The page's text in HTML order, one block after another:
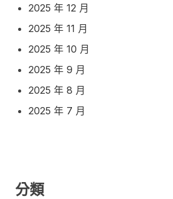
2025 年 12 月
2025 年 11 月
2025 年 10 月
2025 年 9 月
2025 年 8 月
2025 年 7 月
分類